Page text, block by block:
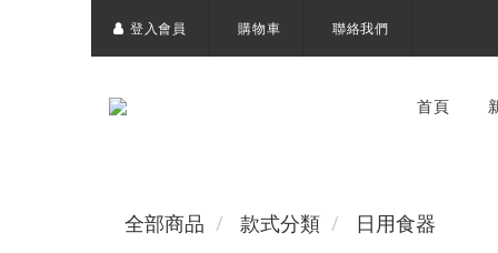
登入會員 購物車 聯絡我們
首頁
全部商品 款式分類 日用食器